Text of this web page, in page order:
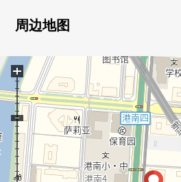
・1418尺寸整体卫浴交换
・防水洗衣机底座
・有温水冲洗功能的厕所更换
・地板暖气设置(客餐厅)
・墙/天花板Cross换新
・地板换新
・层瓷砖换新
・门交换
・照明器具交换
周边地图
+